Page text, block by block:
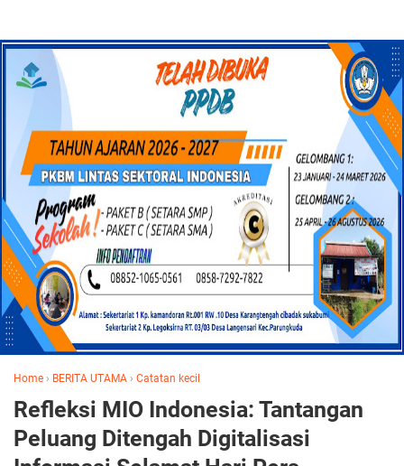
Home › BERITA UTAMA › Catatan kecil
Refleksi MIO Indonesia: Tantangan
Peluang Ditengah Digitalisasi